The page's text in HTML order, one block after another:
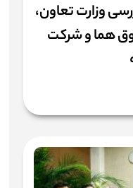
وزارت تعاون،
هما و شرکت